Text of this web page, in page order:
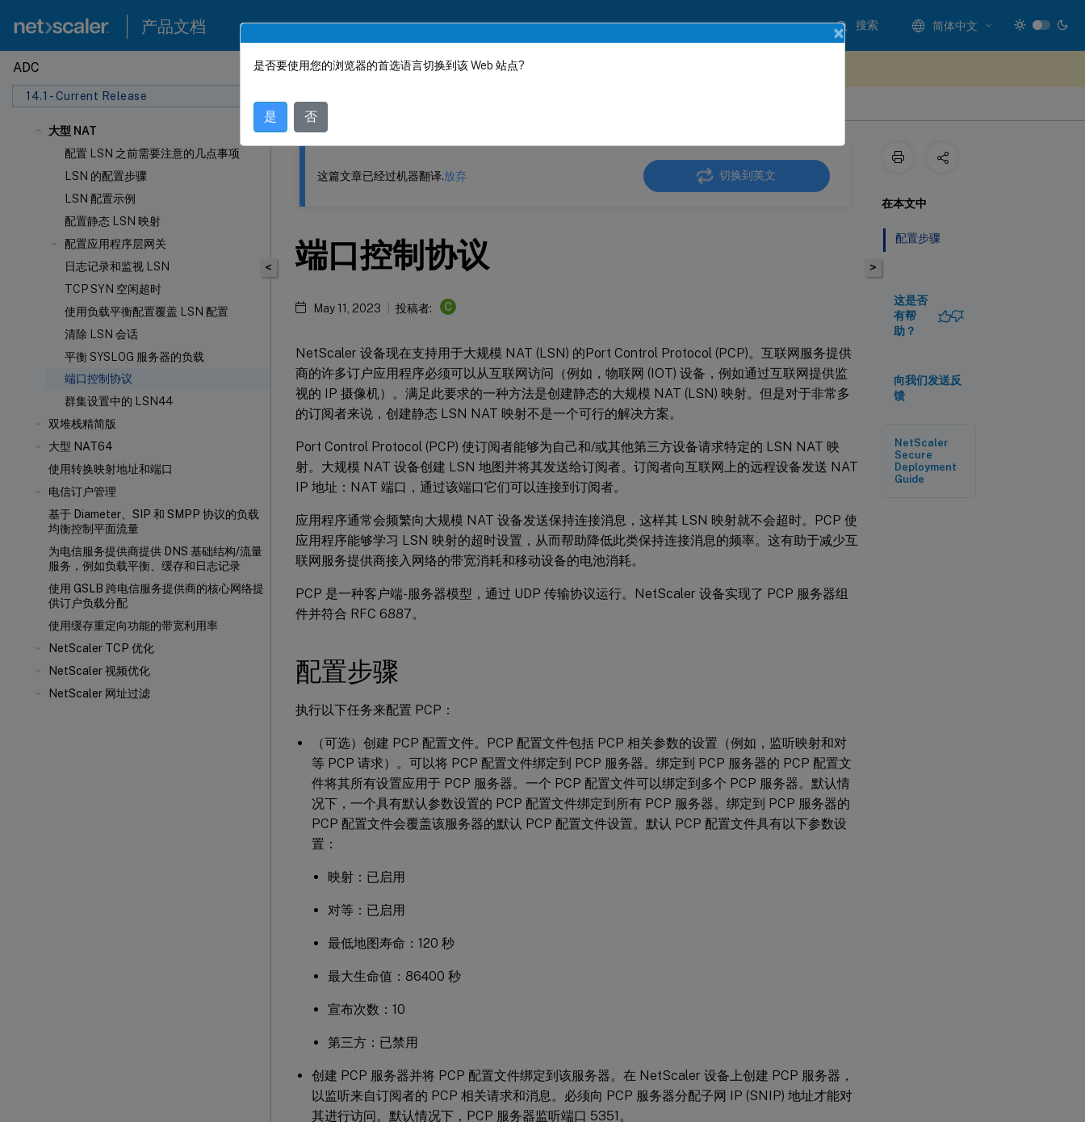
产品文档 搜索 简体中文
ADC
14.1 - Current Release
大型 NAT
配置 LSN 之前需要注意的几点事项
LSN 的配置步骤
LSN 配置示例
配置静态 LSN 映射
配置应用程序层网关
日志记录和监视 LSN
TCP SYN 空闲超时
使用负载平衡配置覆盖 LSN 配置
清除 LSN 会话
平衡 SYSLOG 服务器的负载
端口控制协议
群集设置中的 LSN44
双堆栈精简版
大型 NAT64
使用转换映射地址和端口
电信订户管理
基于 Diameter、SIP 和 SMPP 协议的负载
均衡控制平面流量
为电信服务提供商提供 DNS 基础结构/流量
服务，例如负载平衡、缓存和日志记录
使用 GSLB 跨电信服务提供商的核心网络提
供订户负载分配
使用缓存重定向功能的带宽利用率
NetScaler TCP 优化
NetScaler 视频优化
NetScaler 网址过滤
此内容已经过机器动态翻译。
<
这篇文章已经过机器翻译.放弃 切换到英文
端口控制协议
May 11, 2023 投稿者: C
NetScaler 设备现在支持用于大规模 NAT (LSN) 的Port Control Protocol (PCP)。互联网服务提供
商的许多订户应用程序必须可以从互联网访问（例如，物联网 (IOT) 设备，例如通过互联网提供监
视的 IP 摄像机）。满足此要求的一种方法是创建静态的大规模 NAT (LSN) 映射。但是对于非常多
的订阅者来说，创建静态 LSN NAT 映射不是一个可行的解决方案。
Port Control Protocol (PCP) 使订阅者能够为自己和/或其他第三方设备请求特定的 LSN NAT 映
射。大规模 NAT 设备创建 LSN 地图并将其发送给订阅者。订阅者向互联网上的远程设备发送 NAT
IP 地址：NAT 端口，通过该端口它们可以连接到订阅者。
应用程序通常会频繁向大规模 NAT 设备发送保持连接消息，这样其 LSN 映射就不会超时。PCP 使
应用程序能够学习 LSN 映射的超时设置，从而帮助降低此类保持连接消息的频率。这有助于减少互
联网服务提供商接入网络的带宽消耗和移动设备的电池消耗。
PCP 是一种客户端-服务器模型，通过 UDP 传输协议运行。NetScaler 设备实现了 PCP 服务器组
件并符合 RFC 6887。
配置步骤
执行以下任务来配置 PCP：
（可选）创建 PCP 配置文件。PCP 配置文件包括 PCP 相关参数的设置（例如，监听映射和对
等 PCP 请求）。可以将 PCP 配置文件绑定到 PCP 服务器。绑定到 PCP 服务器的 PCP 配置文
件将其所有设置应用于 PCP 服务器。一个 PCP 配置文件可以绑定到多个 PCP 服务器。默认情
况下，一个具有默认参数设置的 PCP 配置文件绑定到所有 PCP 服务器。绑定到 PCP 服务器的
PCP 配置文件会覆盖该服务器的默认 PCP 配置文件设置。默认 PCP 配置文件具有以下参数设
置：
映射：已启用
对等：已启用
最低地图寿命：120 秒
最大生命值：86400 秒
宣布次数：10
第三方：已禁用
创建 PCP 服务器并将 PCP 配置文件绑定到该服务器。在 NetScaler 设备上创建 PCP 服务器，
以监听来自订阅者的 PCP 相关请求和消息。必须向 PCP 服务器分配子网 IP (SNIP) 地址才能对
其进行访问。默认情况下，PCP 服务器监听端口 5351。
>
在本文中
配置步骤
这是否
有帮
助？
向我们发送反
馈
NetScaler
Secure
Deployment
Guide
×
是否要使用您的浏览器的首选语言切换到该 Web 站点?
是 否